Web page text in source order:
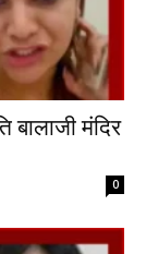
बालाजी मंदिर
0